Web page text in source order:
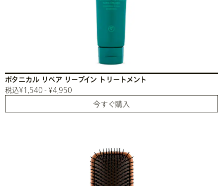
ボタニカル リペア リーブイン トリートメント
税込¥1,540 - ¥4,950
今すぐ購入